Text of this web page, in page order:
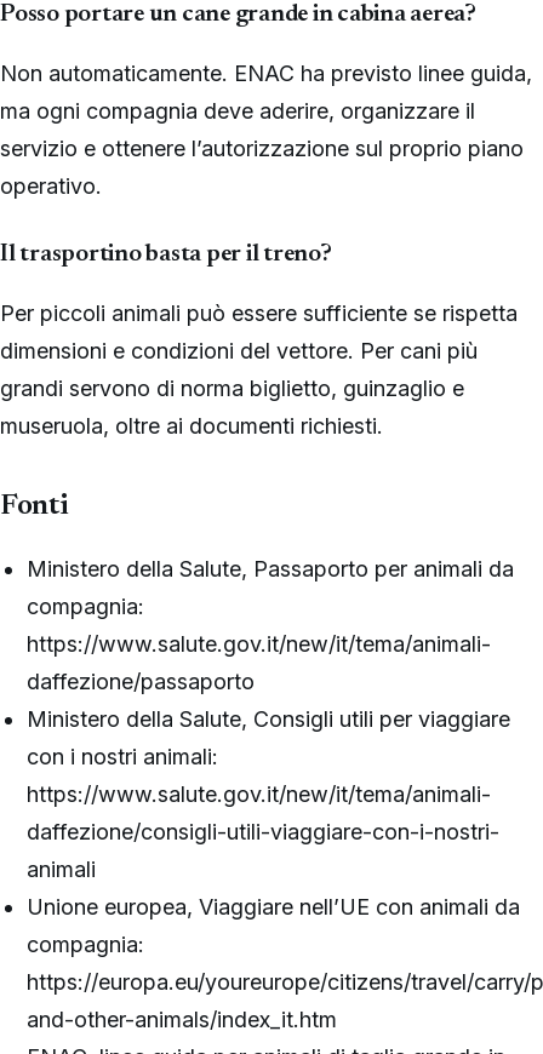
Posso portare un cane grande in cabina aerea?
Non automaticamente. ENAC ha previsto linee guida,
ma ogni compagnia deve aderire, organizzare il
servizio e ottenere l’autorizzazione sul proprio piano
operativo.
Il trasportino basta per il treno?
Per piccoli animali può essere sufficiente se rispetta
dimensioni e condizioni del vettore. Per cani più
grandi servono di norma biglietto, guinzaglio e
museruola, oltre ai documenti richiesti.
Fonti
Ministero della Salute, Passaporto per animali da
compagnia:
https://www.salute.gov.it/new/it/tema/animali-
daffezione/passaporto
Ministero della Salute, Consigli utili per viaggiare
con i nostri animali:
https://www.salute.gov.it/new/it/tema/animali-
daffezione/consigli-utili-viaggiare-con-i-nostri-
animali
Unione europea, Viaggiare nell’UE con animali da
compagnia:
https://europa.eu/youreurope/citizens/travel/carry/
and-other-animals/index_it.htm